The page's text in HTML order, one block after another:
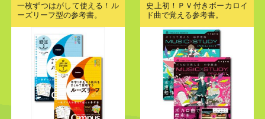
一枚ずつはがして使える！ル
ーズリーフ型の参考書。
史上初！ＰＶ付きボーカロイ
ド曲で覚える参考書。